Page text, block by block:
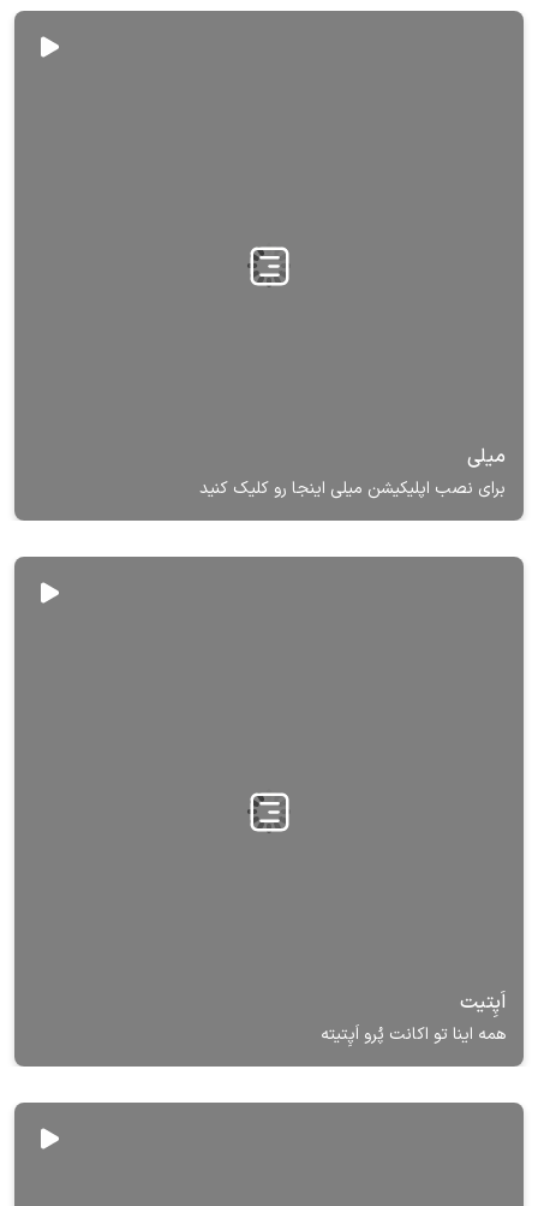
میلی
برای نصب اپلیکیشن میلی اینجا رو کلیک کنید
اَپِتیت
همه اینا تو اکانت پُرو اَپِتیته